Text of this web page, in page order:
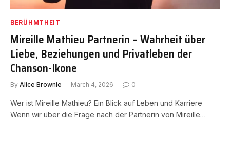
BERÜHMTHEIT
Mireille Mathieu Partnerin – Wahrheit über
Liebe, Beziehungen und Privatleben der
Chanson-Ikone
By Alice Brownie March 4, 2026 0
Wer ist Mireille Mathieu? Ein Blick auf Leben und Karriere
Wenn wir über die Frage nach der Partnerin von Mireille…